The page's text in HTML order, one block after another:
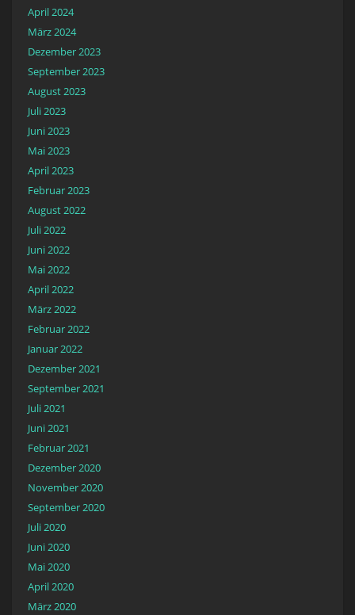
April 2024
März 2024
Dezember 2023
September 2023
August 2023
Juli 2023
Juni 2023
Mai 2023
April 2023
Februar 2023
August 2022
Juli 2022
Juni 2022
Mai 2022
April 2022
März 2022
Februar 2022
Januar 2022
Dezember 2021
September 2021
Juli 2021
Juni 2021
Februar 2021
Dezember 2020
November 2020
September 2020
Juli 2020
Juni 2020
Mai 2020
April 2020
März 2020